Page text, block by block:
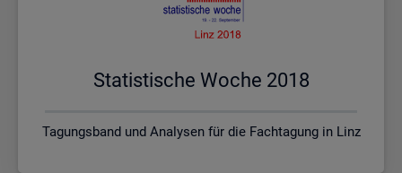
Sta­tis­ti­sche Woche 2018
Tagungsband und Analysen für die Fachtagung in Linz